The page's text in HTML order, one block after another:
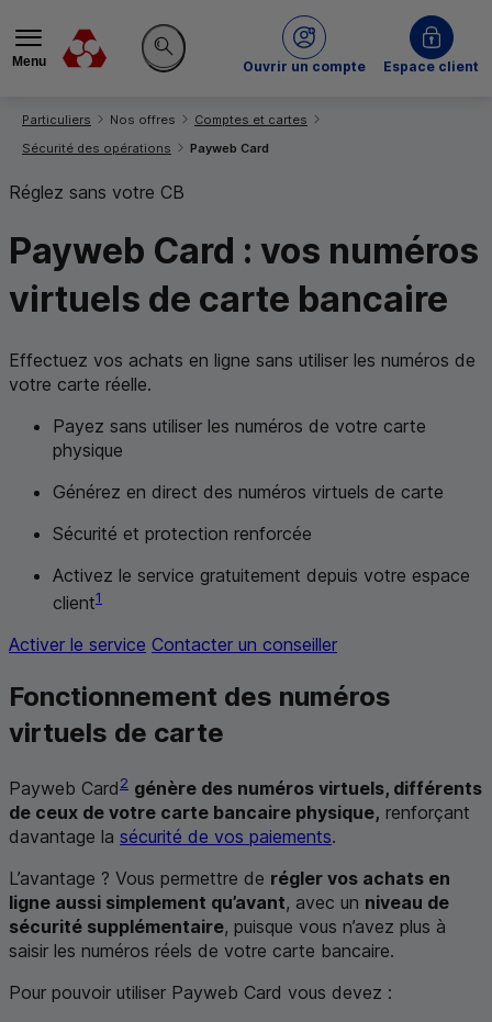
Menu
Rechercher sur le site
Ouvrir un compte
du Crédit MutuelEspace client
Vous êtes ici:
Particuliers Nos offres
Comptes et cartes
Sécurité des opérations
Payweb Card
Réglez sans votre CB
Payweb Card : vos numéros
virtuels de carte bancaire
Effectuez vos achats en ligne sans utiliser les numéros de
votre carte réelle.
Payez sans utiliser les numéros de votre carte
physique
Générez en direct des numéros virtuels de carte
Sécurité et protection renforcée
Activez le service gratuitement depuis votre espace
client1
Activer le service Contacter un conseiller
Fonctionnement des numéros
virtuels de carte
Payweb Card2 génère des numéros virtuels, différents
de ceux de votre carte bancaire physique, renforçant
davantage la sécurité de vos paiements.
L’avantage ? Vous permettre de régler vos achats en
ligne aussi simplement qu’avant, avec un niveau de
sécurité supplémentaire, puisque vous n’avez plus à
saisir les numéros réels de votre carte bancaire.
Pour pouvoir utiliser Payweb Card vous devez :